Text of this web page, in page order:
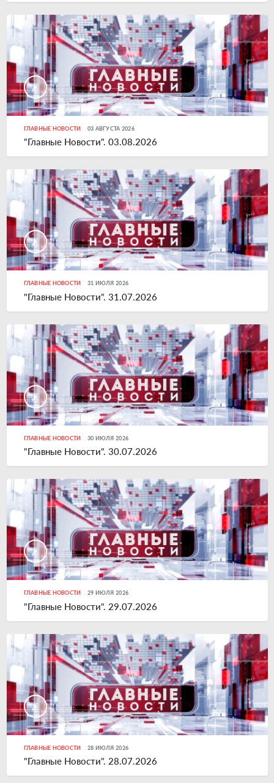
ГЛАВНЫЕ НОВОСТИ 03 АВГУСТА 2026
"Главные Новости". 03.08.2026
ГЛАВНЫЕ НОВОСТИ 31 ИЮЛЯ 2026
"Главные Новости". 31.07.2026
ГЛАВНЫЕ НОВОСТИ 30 ИЮЛЯ 2026
"Главные Новости". 30.07.2026
ГЛАВНЫЕ НОВОСТИ 29 ИЮЛЯ 2026
"Главные Новости". 29.07.2026
ГЛАВНЫЕ НОВОСТИ 28 ИЮЛЯ 2026
"Главные Новости". 28.07.2026